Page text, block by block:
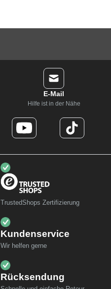
E-Mail
Hilfe ist in der Nähe
TrustedShops Zertifizierung
Kundenservice
Wir helfen gerne
Rücksendung